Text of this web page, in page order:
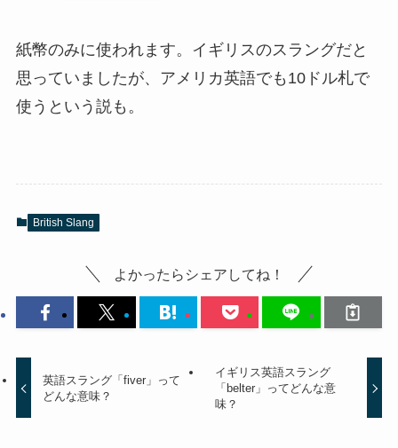
紙幣のみに使われます。イギリスのスラングだと
思っていましたが、アメリカ英語でも10ドル札で
使うという説も。
British Slang
よかったらシェアしてね！
英語スラング「fiver」って
どんな意味？
イギリス英語スラング
「belter」ってどんな意
味？